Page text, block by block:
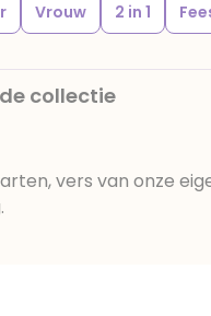
Vrouw 2 in 1
collectie
vers van onze